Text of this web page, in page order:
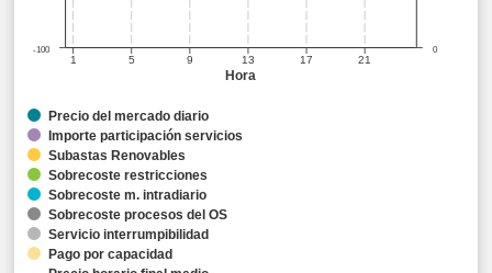
Hora
1 5 9 13 17 21
0
-100
Precio del mercado diario
Importe participación servicios
Subastas Renovables
Sobrecoste restricciones
Sobrecoste m. intradiario
Sobrecoste procesos del OS
Servicio interrumpibilidad
Pago por capacidad